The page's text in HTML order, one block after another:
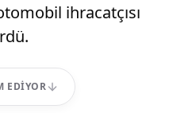
ihracatçısı
EDIYOR